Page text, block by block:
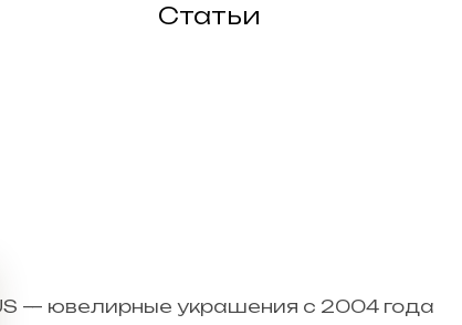
Статьи
— ювелирные украшения с 2004 года